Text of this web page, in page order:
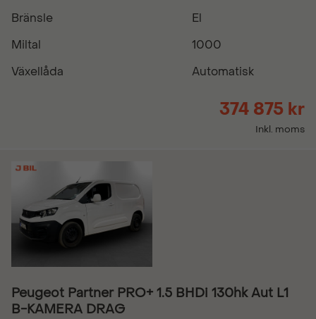
Bränsle
El
Miltal
1000
Växellåda
Automatisk
374 875 kr
Inkl. moms
Peugeot Partner PRO+ 1.5 BHDi 130hk Aut L1
B-KAMERA DRAG